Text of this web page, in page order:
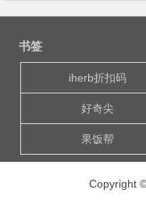
书签
iherb折扣码
好奇尖
果饭帮
Copyright